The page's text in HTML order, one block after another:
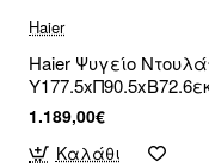
Haier
Haier Ψυγείο
1.189,00€
Καλάθι